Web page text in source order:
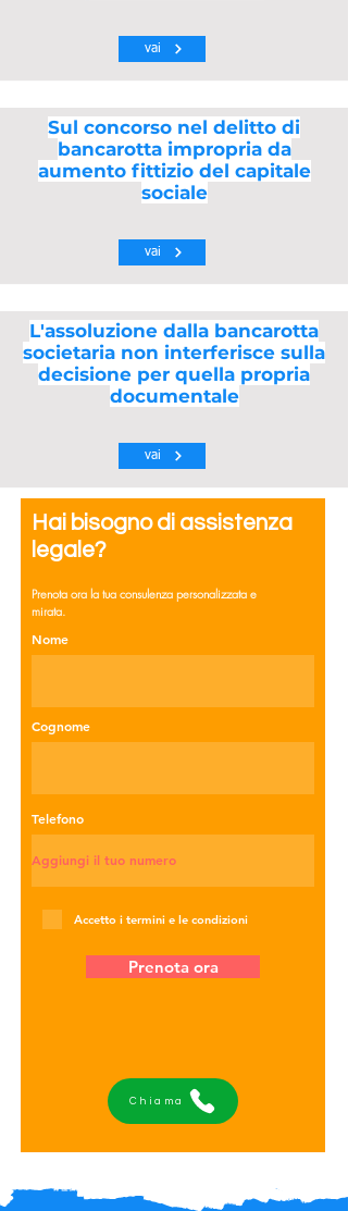
vai
Sul concorso nel delitto di
bancarotta impropria da
aumento fittizio del capitale
sociale
vai
L'assoluzione dalla bancarotta
societaria non interferisce sulla
decisione per quella propria
documentale
vai
Hai bisogno di assistenza
legale?
Prenota ora la tua consulenza personalizzata e
mirata.
Nome
Cognome
Telefono
Accetto i termini e le condizioni
Prenota ora
Chiama